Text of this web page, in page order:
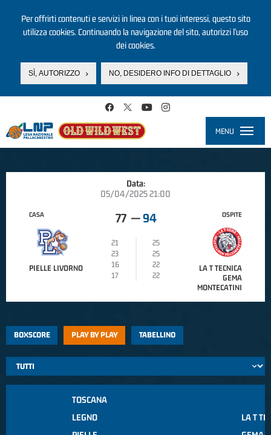
Per offrirti contenuti e servizi in linea con i tuoi interessi, questo sito
utilizza cookies. Continuando la navigazione del sito, autorizzi l’uso
dei cookies.
SÌ, AUTORIZZO NO, DESIDERO INFO DI DETTAGLIO
MENU
Data:
05/04/2025 21:00
CASA
PIELLE LIVORNO
77 — 94
21
25
23
25
16
22
17
22
OSPITE
LA T TECNICA
GEMA
MONTECATINI
BOXSCORE PLAY BY PLAY TABELLINO
TOSCANA
LEGNO
LA T